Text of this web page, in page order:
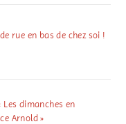
rue en bas de chez soi !
Les dimanches en
Arnold »